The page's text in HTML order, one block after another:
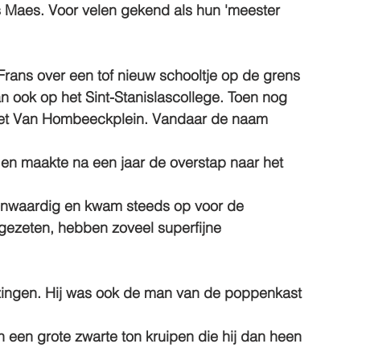
Voor velen gekend als hun 'meester
over een tof nieuw schooltje op de grens
ook op het Sint-Stanislascollege. Toen nog
Van Hombeeckplein. Vandaar de naam
maakte na een jaar de overstap naar het
en kwam steeds op voor de
hebben zoveel superfijne
Hij was ook de man van de poppenkast
grote zwarte ton kruipen die hij dan heen